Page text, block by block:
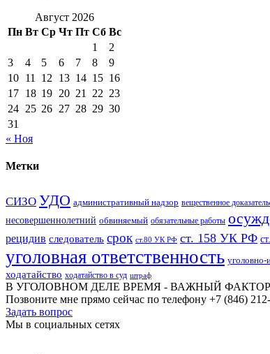
Август 2026
Пн Вт Ср Чт Пт Сб Вс
1
2
3
4 5 6 7 8
9
10 11 12 13 14 15 16
17 18 19 20 21 22 23
24 25 26 27 28 29 30
31
« Ноя
Метки
СИЗО УДО административный надзор вещественное
несовершеннолетний обвиняемый обязательные работы
рецидив следователь срок ст.80 УК РФ ст. 158 УК РФ
уголовная ответственность уголовно-
ходатайство ходатайство в суд штраф
В УГОЛОВНОМ ДЕЛЕ ВРЕМЯ - ВАЖНЫЙ ФАКТОР
Позвоните мне прямо сейчас по телефону +7 (846)
Задать вопрос
Мы в социальных сетях